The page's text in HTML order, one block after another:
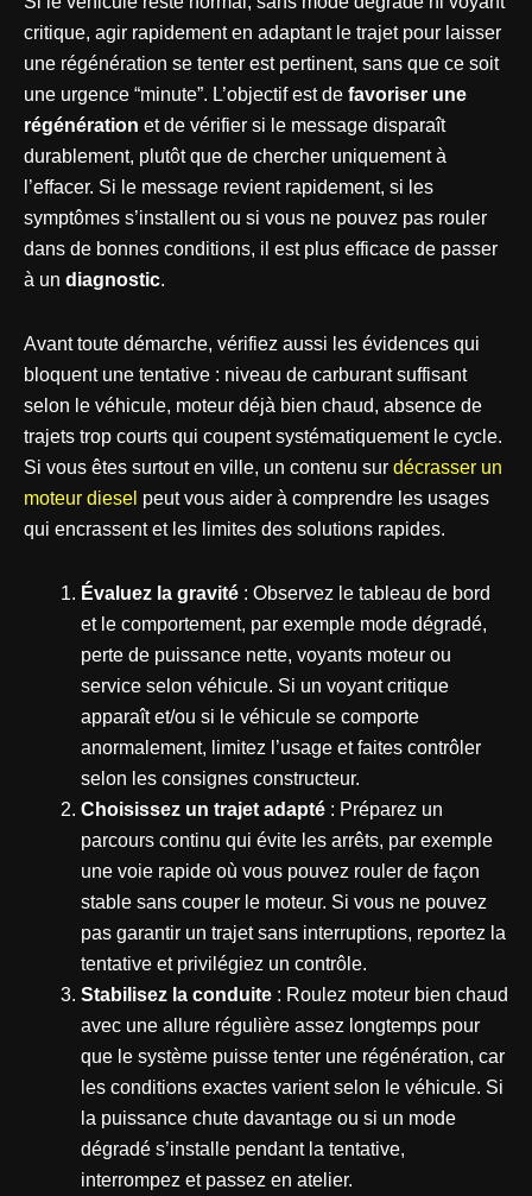
critique, agir rapidement en adaptant le trajet pour laisser
une régénération se tenter est pertinent, sans que ce soit
une urgence “minute”. L’objectif est de favoriser une
régénération et de vérifier si le message disparaît
durablement, plutôt que de chercher uniquement à
l’effacer. Si le message revient rapidement, si les
symptômes s’installent ou si vous ne pouvez pas rouler
dans de bonnes conditions, il est plus efficace de passer
à un diagnostic.
Avant toute démarche, vérifiez aussi les évidences qui
bloquent une tentative : niveau de carburant suffisant
selon le véhicule, moteur déjà bien chaud, absence de
trajets trop courts qui coupent systématiquement le cycle.
Si vous êtes surtout en ville, un contenu sur décrasser un
moteur diesel peut vous aider à comprendre les usages
qui encrassent et les limites des solutions rapides.
Évaluez la gravité : Observez le tableau de bord
et le comportement, par exemple mode dégradé,
perte de puissance nette, voyants moteur ou
service selon véhicule. Si un voyant critique
apparaît et/ou si le véhicule se comporte
anormalement, limitez l’usage et faites contrôler
selon les consignes constructeur.
Choisissez un trajet adapté : Préparez un
parcours continu qui évite les arrêts, par exemple
une voie rapide où vous pouvez rouler de façon
stable sans couper le moteur. Si vous ne pouvez
pas garantir un trajet sans interruptions, reportez la
tentative et privilégiez un contrôle.
Stabilisez la conduite : Roulez moteur bien chaud
avec une allure régulière assez longtemps pour
que le système puisse tenter une régénération, car
les conditions exactes varient selon le véhicule. Si
la puissance chute davantage ou si un mode
dégradé s’installe pendant la tentative,
interrompez et passez en atelier.